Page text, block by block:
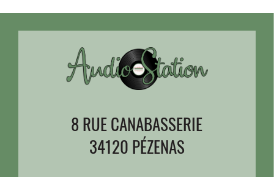
8 RUE CANABASSERIE
34120 PÉZENAS